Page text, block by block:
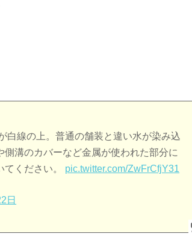
白線の上。普通の舗装と違い水が染み込
溝のカバーなど金属が使われた部分に
てください。 pic.twitter.com/ZwFrCfjY31
日